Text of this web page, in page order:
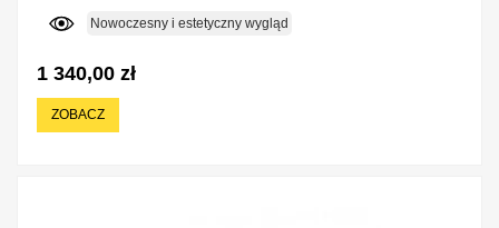
Nowoczesny i estetyczny wygląd
1 340,00 zł
ZOBACZ